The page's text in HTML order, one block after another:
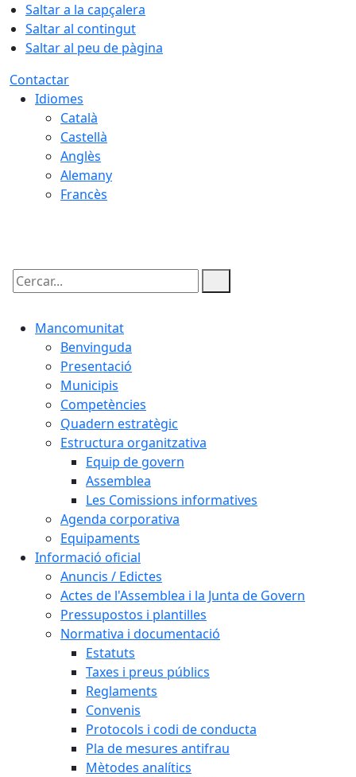
Saltar a la capçalera
Saltar al contingut
Saltar al peu de pàgina
Contactar
Idiomes
Català
Castellà
Anglès
Alemany
Francès
Cercar:
Mancomunitat
Benvinguda
Presentació
Municipis
Competències
Quadern estratègic
Estructura organitzativa
Equip de govern
Assemblea
Les Comissions informatives
Agenda corporativa
Equipaments
Informació oficial
Anuncis / Edictes
Actes de l'Assemblea i la Junta de Govern
Pressupostos i plantilles
Normativa i documentació
Estatuts
Taxes i preus públics
Reglaments
Convenis
Protocols i codi de conducta
Pla de mesures antifrau
Mètodes analítics